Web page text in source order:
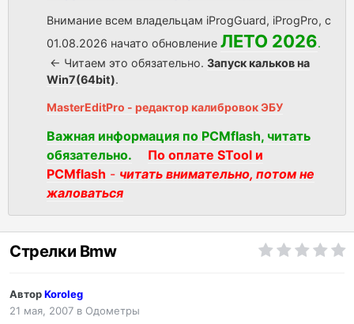
Внимание всем владельцам iProgGuard, iProgPro, с
01.08.2026 начато обновление ЛЕТО 2026.
<- Читаем это обязательно. Запуск кальков на
Win7(64bit).
MasterEditPro - редактор калибровок ЭБУ
Важная информация по PCMflash, читать
обязательно.
По оплате STool и
PCMflash - читать внимательно, потом не
жаловаться
Стрелки Bmw
АвторKoroleg
21 мая, 2007 в Одометры